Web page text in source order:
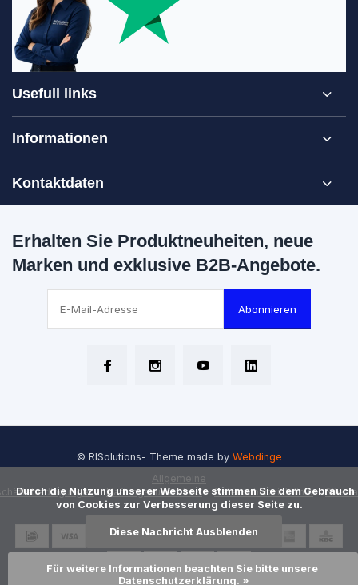
Usefull links
Informationen
Kontaktdaten
Erhalten Sie Produktneuheiten, neue
Marken und exklusive B2B-Angebote.
Abonnieren
Allgemeine
Haftungsausschluss Datenschutzrichtlinie
© RISolutions- Theme made by Webdinge
      Durch die Nutzung unserer Webseite stimmen Sie dem Gebrauch
von Cookies zur Verbesserung dieser Seite zu.
Diese Nachricht Ausblenden
Für weitere Informationen beachten Sie bitte unsere
Datenschutzerklärung. »